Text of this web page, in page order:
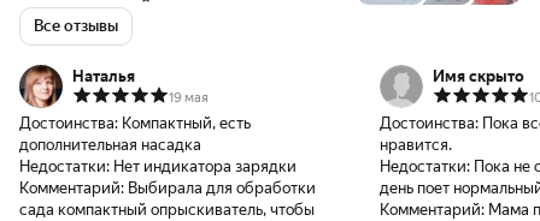
Все отзывы
Наталья
19 мая
Достоинства: Компактный, есть
дополнительная насадка
Недостатки: Нет индикатора зарядки
Комментарий: Выбирала для обработки
сада компактный опрыскиватель, чтобы
Имя скрыто
Достоинства: Пока
нравится.
Недостатки: Пока не
день поет
Комментарий: Мама